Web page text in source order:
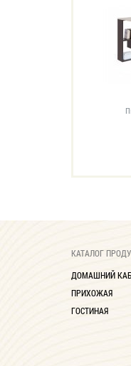
КАТАЛОГ
ДОМАШНИЙ
ПРИХОЖАЯ
ГОСТИНАЯ